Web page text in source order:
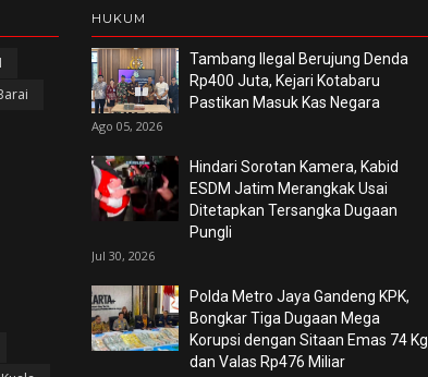
HUKUM
Tambang Ilegal Berujung Denda
Rp400 Juta, Kejari Kotabaru
Pastikan Masuk Kas Negara
Ago 05, 2026
Hindari Sorotan Kamera, Kabid
ESDM Jatim Merangkak Usai
Ditetapkan Tersangka Dugaan
Pungli
Jul 30, 2026
Polda Metro Jaya Gandeng KPK,
Bongkar Tiga Dugaan Mega
Korupsi dengan Sitaan Emas 74 Kg
dan Valas Rp476 Miliar